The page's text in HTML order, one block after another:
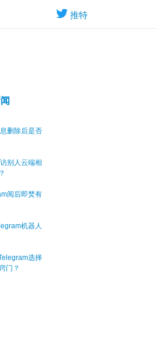
推特
删除后是否
别人云端相
阅后即焚有
机器人
选择
门？